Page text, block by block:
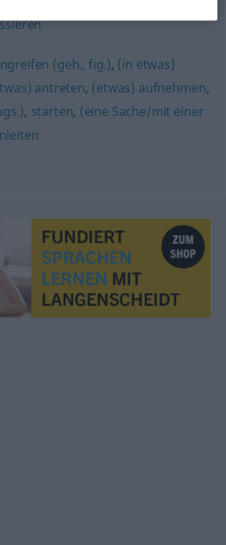
(geh., fig.), (in etwas)
antreten, (etwas) aufnehmen,
, starten, (eine Sache/mit einer